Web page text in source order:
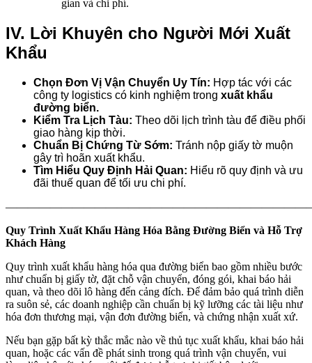
gian và chi phí.
IV. Lời Khuyên cho Người Mới Xuất
Khẩu
Chọn Đơn Vị Vận Chuyển Uy Tín: Hợp tác với các
công ty logistics có kinh nghiệm trong xuất khẩu
đường biển.
Kiểm Tra Lịch Tàu: Theo dõi lịch trình tàu để điều phối
giao hàng kịp thời.
Chuẩn Bị Chứng Từ Sớm: Tránh nộp giấy tờ muộn
gây trì hoãn xuất khẩu.
Tìm Hiểu Quy Định Hải Quan: Hiểu rõ quy định và ưu
đãi thuế quan để tối ưu chi phí.
Quy Trình Xuất Khẩu Hàng Hóa Bằng Đường Biển và Hỗ Trợ
Khách Hàng
Quy trình xuất khẩu hàng hóa qua đường biển bao gồm nhiều bước
như chuẩn bị giấy tờ, đặt chỗ vận chuyển, đóng gói, khai báo hải
quan, và theo dõi lô hàng đến cảng đích. Để đảm bảo quá trình diễn
ra suôn sẻ, các doanh nghiệp cần chuẩn bị kỹ lưỡng các tài liệu như
hóa đơn thương mại, vận đơn đường biển, và chứng nhận xuất xứ.
Nếu bạn gặp bất kỳ thắc mắc nào về thủ tục xuất khẩu, khai báo hải
quan, hoặc các vấn đề phát sinh trong quá trình vận chuyển, vui